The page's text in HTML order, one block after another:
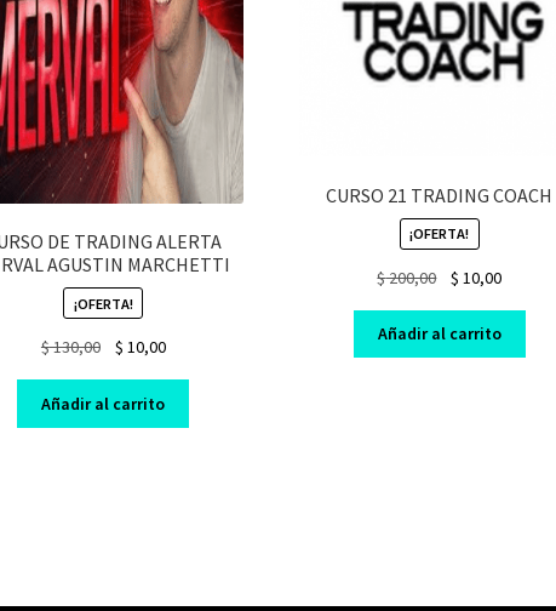
DE TRADING ALERTA
AGUSTIN MARCHETTI
¡OFERTA!
$130,00
Original
was:
$ 130,00.
$ 10,00Current
is:
$ 10,00.
Añadir al carrito
CURSO 21 TRADING COACH
¡OFERTA!
$200,00
Original
was:
$ 200,00.
$ 10,00Current
is:
$ 10,00.
Añadir al carrito